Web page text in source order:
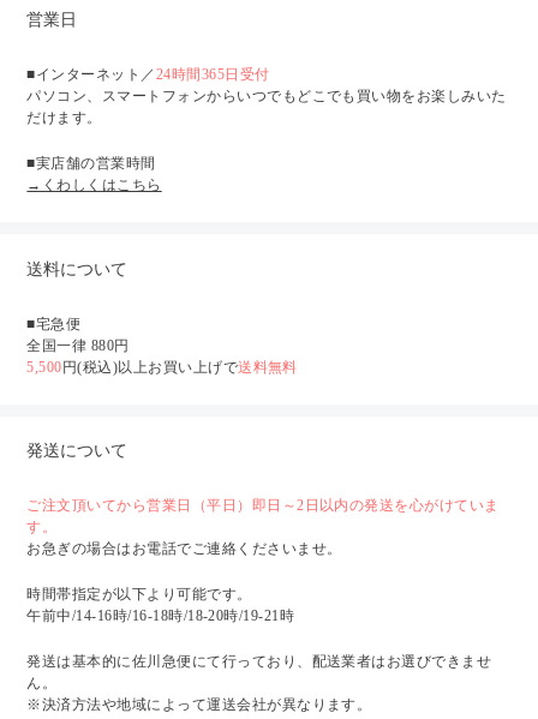
営業日
■インターネット／ 24時間365日受付
パソコン、スマートフォンからいつでもどこでも買い物をお楽しみいた
だけます。
■実店舗の営業時間
→くわしくはこちら
送料について
■宅急便
全国一律 880円
5,500円(税込)以上お買い上げで送料無料
発送について
ご注文頂いてから営業日（平日）即日～2日以内の発送を心がけていま
す。
お急ぎの場合はお電話でご連絡くださいませ。
時間帯指定が以下より可能です。
午前中/14-16時/16-18時/18-20時/19-21時
発送は基本的に佐川急便にて行っており、配送業者はお選びできませ
ん。
※決済方法や地域によって運送会社が異なります。